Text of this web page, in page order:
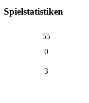
Spielstatistiken
55
0
3